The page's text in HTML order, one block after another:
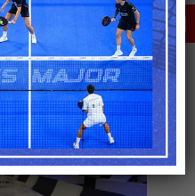
DEMANDER ICI UNE
OFFRE PERSONNALISÉE
les soirs.